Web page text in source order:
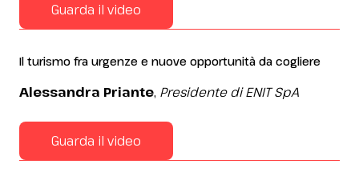
Guarda il video
Il turismo fra urgenze e nuove opportunità da cogliere
Alessandra Priante, Presidente di ENIT SpA
Guarda il video